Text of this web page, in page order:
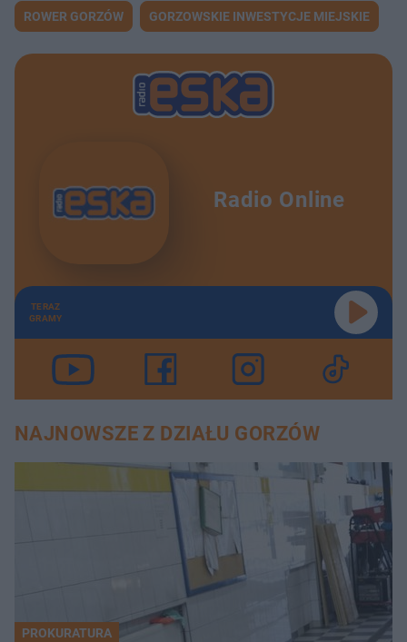
ROWER GORZÓW GORZOWSKIE INWESTYCJE MIEJSKIE
Radio Online
TERAZ
GRAMY
NAJNOWSZE Z DZIAŁU GORZÓW
PROKURATURA